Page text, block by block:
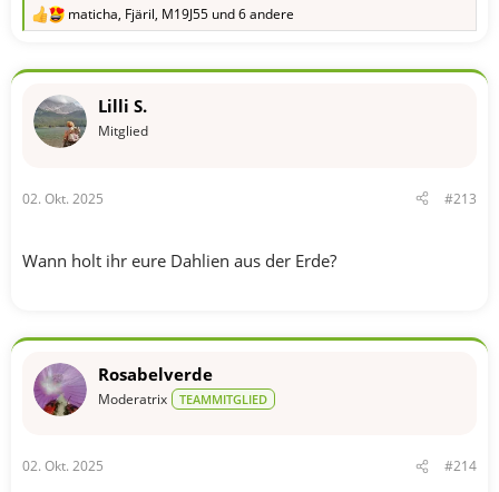
R
k
o
:
maticha, Fjäril, M19J55 und 6 andere
Lilli S.
Mitglied
02. Okt. 2025 #213
Wann holt ihr eure Dahlien aus der Erde?
Rosabelverde
Moderatrix TEAMMITGLIED
02. Okt. 2025 #214